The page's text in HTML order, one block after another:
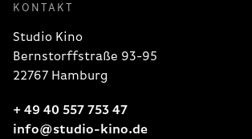
KONTAKT
Studio Kino
Bernstorffstraße 93-95
22767 Hamburg
+ 49 40 557 753 47
info@studio-kino.de